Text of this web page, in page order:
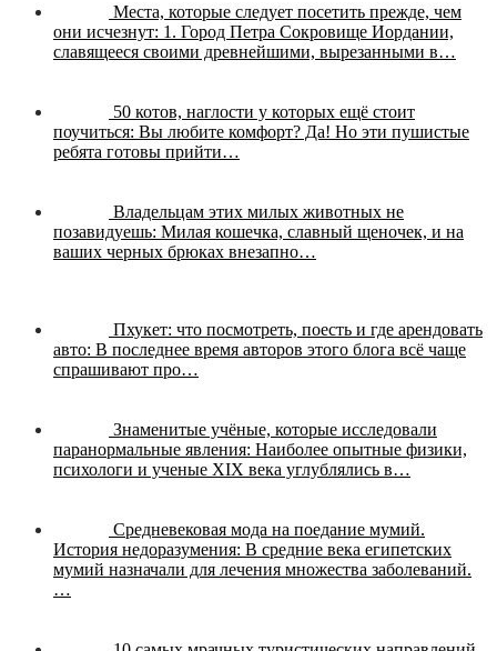
Места, которые следует посетить прежде, чем
они исчезнут: 1. Город Петра Сокровище Иордании,
славящееся своими древнейшими, вырезанными в…
50 котов, наглости у которых ещё стоит
поучиться: Вы любите комфорт? Да! Но эти пушистые
ребята готовы прийти…
Владельцам этих милых животных не
позавидуешь: Милая кошечка, славный щеночек, и на
ваших черных брюках внезапно…
Пхукет: что посмотреть, поесть и где арендовать
авто: В последнее время авторов этого блога всё чаще
спрашивают про…
Знаменитые учёные, которые исследовали
паранормальные явления: Наиболее опытные физики,
психологи и ученые XIX века углублялись в…
Средневековая мода на поедание мумий.
История недоразумения: В средние века египетских
мумий назначали для лечения множества заболеваний.
…